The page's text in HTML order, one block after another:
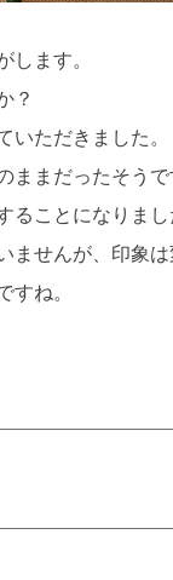
します。
？
いただきました。
ままだったそうで
ることになりまし
ませんが、印象は
すね。